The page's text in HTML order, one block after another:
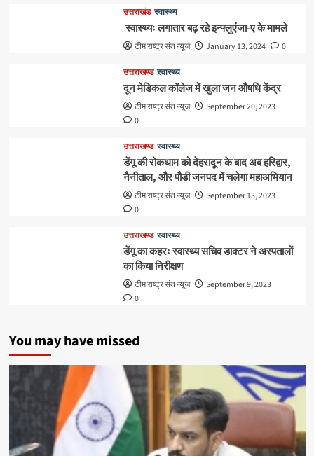
उत्तराखंड स्वास्थ्य
स्वास्थ्यः लगातार बढ़ रहे इन्फ्लुएंजा-ए के मामले
टीम राष्ट्र संत न्यूज January 13, 2024 0
उत्तराखण्ड स्वास्थ्य
दून मेडिकल कॉलेज में खुला जन औषधि केंद्र
टीम राष्ट्र संत न्यूज
September 20, 2023
0
उत्तराखण्ड स्वास्थ्य
डेंगू की रोकथाम को देहरादून के बाद अब हरिद्वार,
नैनीताल, और पौडी जनपद में चलेगा महाअभियान
टीम राष्ट्र संत न्यूज
September 13, 2023
0
उत्तराखण्ड स्वास्थ्य
डेंगू का कहरः स्वास्थ्य सचिव डाक्टर ने अस्पतालों
का किया निरीक्षण
टीम राष्ट्र संत न्यूज
September 9, 2023
0
You may have missed